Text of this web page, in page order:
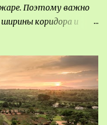
Поэтому важно
коридора и